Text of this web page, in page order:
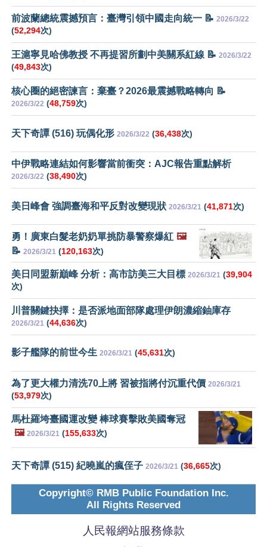
前波蘭總統震撼預言：臺灣引領中國走向統一 📝 2026/3/22
(52,294次)
王滬寧見哈佛教授 不再提習所劃中美關系紅線 📝 2026/3/22
(49,843次)
核心圈的絕密諫言：棄臺？2026最震撼戰略轉向 📝
2026/3/22 (48,759次)
天下奇譚 (516) 玩偶化形 2026/3/22 (36,438次)
中伊戰略連結如何影響當前衝突：AJC報告重點解析
2026/3/22 (38,490次)
美日峰會 強調臺海和平反對改變現狀 2026/3/21 (41,871次)
勇！廣東白髮老奶奶單挑防暴警察爆紅 🖼️
📝 2026/3/21 (120,163次)
美日同盟新巔峰 分析：高市訪美三大目標 2026/3/21 (39,904
次)
川普關鍵抉擇：是否派地面部隊處理伊朗濃縮鈾庫存
2026/3/21 (44,636次)
影子艦隊的前世今生 2026/3/21 (45,631次)
為了更大權力清洗70上將 習被指將付沉重代價 2026/3/21
(53,979次)
馬杜羅垮臺國運改變 棒球賽擊敗美國奪冠
🖼️ 2026/3/21 (155,633次)
天下奇譚 (515) 紀曉嵐的瘋侄子 2026/3/21 (36,665次)
Copyright© RMB Public Foundation Inc.
All Rights Reserved
人民報網站服務條款